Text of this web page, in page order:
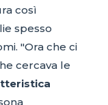
così
spesso
"Ora che ci
cercava le